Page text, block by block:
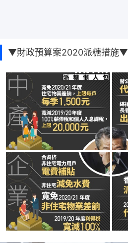
▼財政預算案2020派糖措施▼